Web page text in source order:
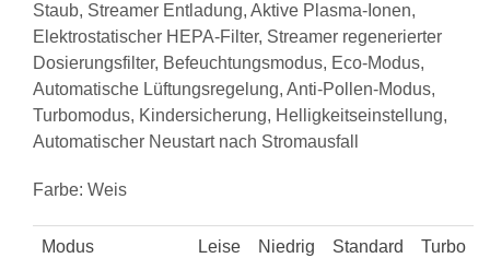
Staub, Streamer Entladung, Aktive Plasma-Ionen,
Elektrostatischer HEPA-Filter, Streamer regenerierter
Dosierungsfilter, Befeuchtungsmodus, Eco-Modus,
Automatische Lüftungsregelung, Anti-Pollen-Modus,
Turbomodus, Kindersicherung, Helligkeitseinstellung,
Automatischer Neustart nach Stromausfall
Farbe: Weis
Modus Leise Niedrig Standard Turbo